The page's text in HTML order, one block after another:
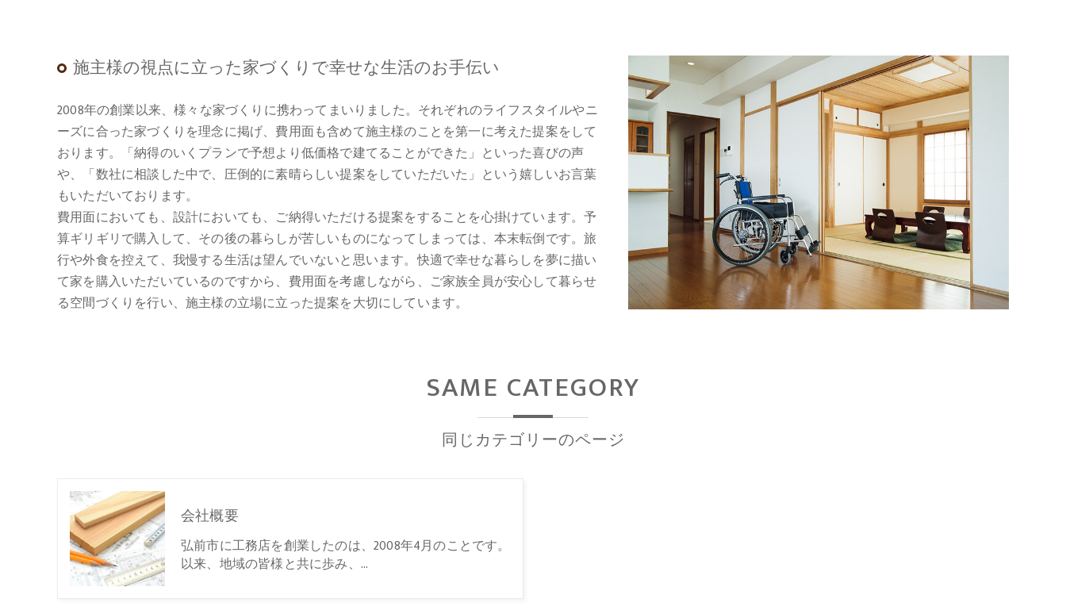
施主様の視点に立った家づくりで幸せな生活のお手伝い
2008年の創業以来、様々な家づくりに携わってまいりました。それぞれのライフスタイルやニ
ーズに合った家づくりを理念に掲げ、費用面も含めて施主様のことを第一に考えた提案をして
おります。「納得のいくプランで予想より低価格で建てることができた」といった喜びの声
や、「数社に相談した中で、圧倒的に素晴らしい提案をしていただいた」という嬉しいお言葉
もいただいております。
費用面においても、設計においても、ご納得いただける提案をすることを心掛けています。予
算ギリギリで購入して、その後の暮らしが苦しいものになってしまっては、本末転倒です。旅
行や外食を控えて、我慢する生活は望んでいないと思います。快適で幸せな暮らしを夢に描い
て家を購入いただいているのですから、費用面を考慮しながら、ご家族全員が安心して暮らせ
る空間づくりを行い、施主様の立場に立った提案を大切にしています。
同じカテゴリーのページ
SAME CATEGORY
会社概要
弘前市に工務店を創業したのは、2008年4月のことです。
以来、地域の皆様と共に歩み、…